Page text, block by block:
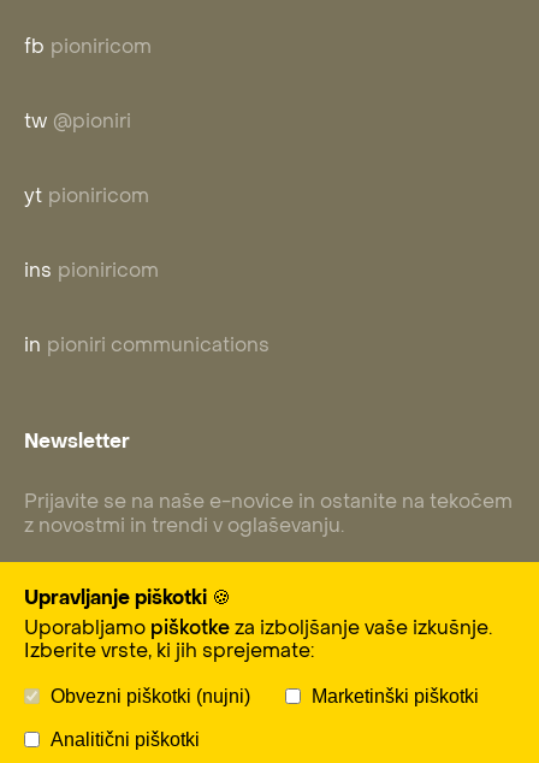
fb pioniricom
tw @pioniri
yt pioniricom
ins pioniricom
in pioniri communications
Newsletter
Prijavite se na naše e-novice in ostanite na tekočem
z novostmi in trendi v oglaševanju.
Subscribe
Upravljanje piškotki 🍪
Uporabljamo piškotke za izboljšanje vaše izkušnje.
Izberite vrste, ki jih sprejemate:
Obvezni piškotki (nujni) Marketinški piškotki
Analitični piškotki